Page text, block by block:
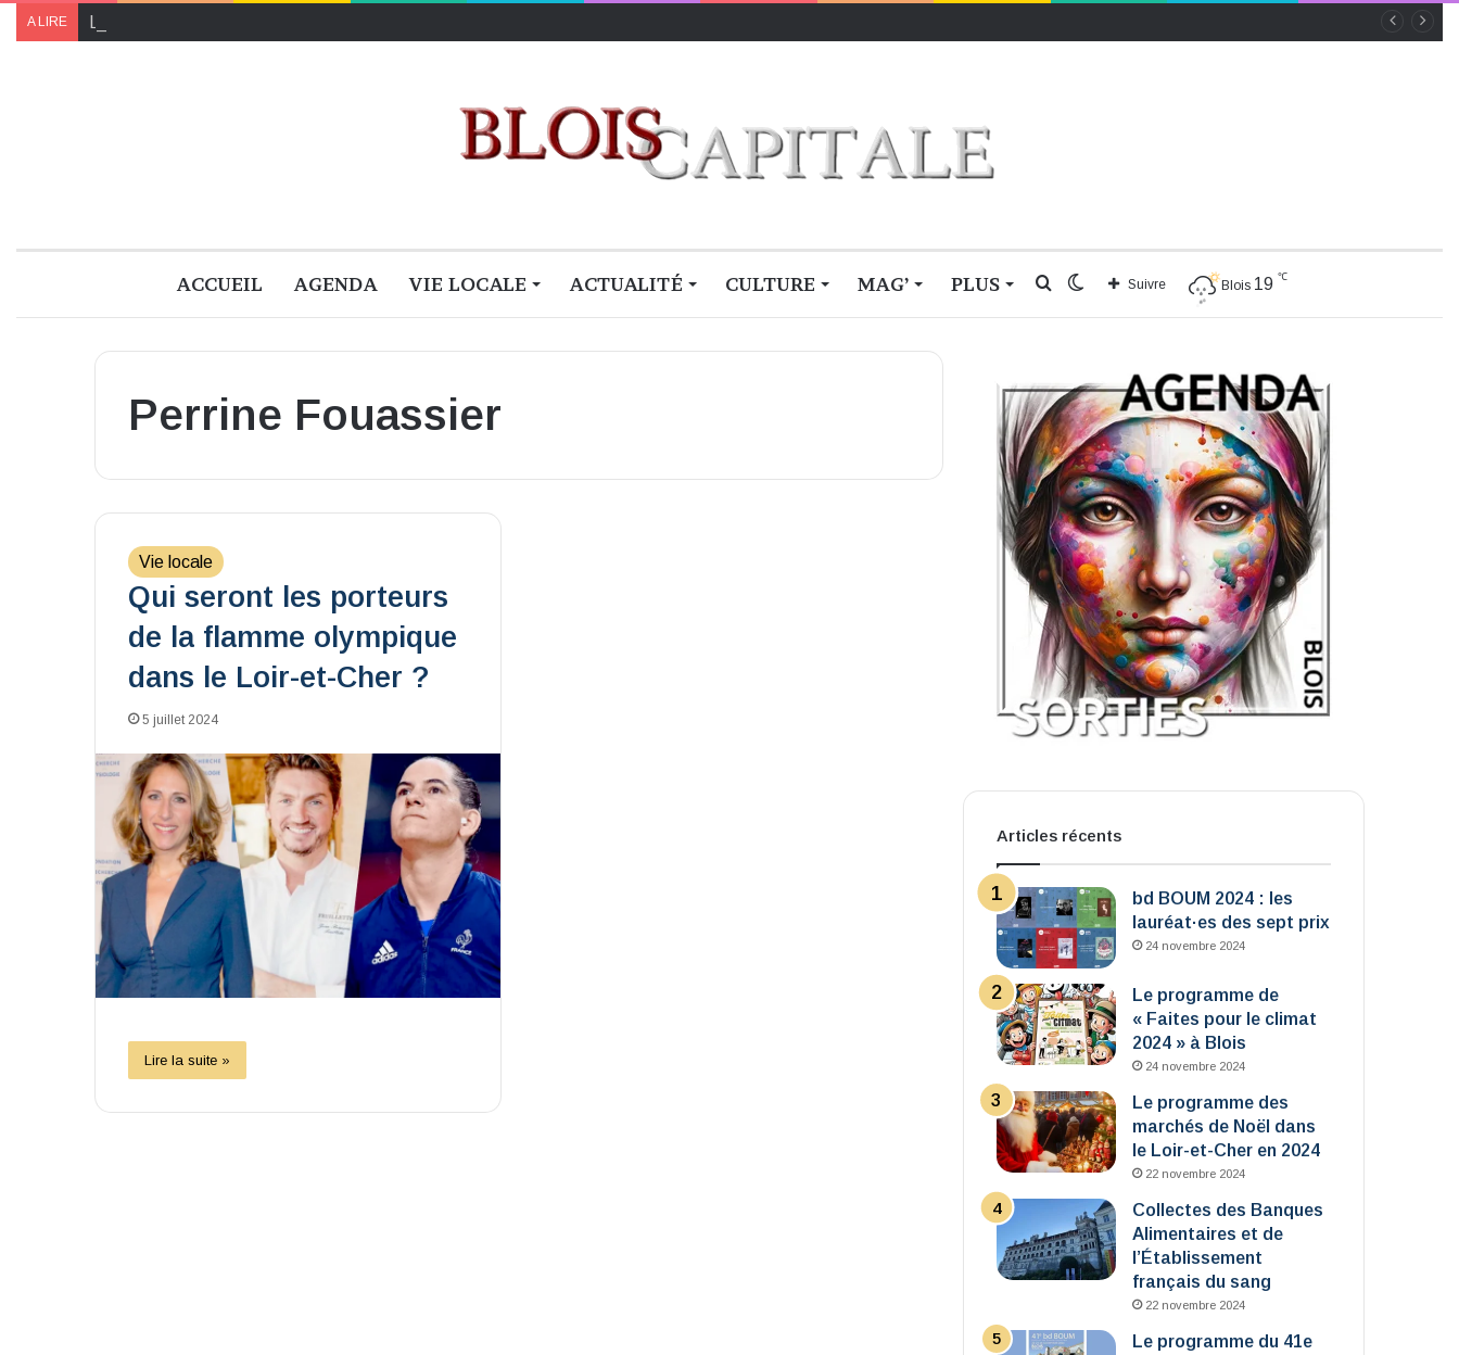
A LIRE
ACCUEIL AGENDA VIE LOCALE ACTUALITÉ CULTURE MAG’ PLUS Blois 19 ℃
Suivre
Switch
Rechercher
Perrine Fouassier
Vie locale
Qui seront les porteurs
de la flamme olympique
dans le Loir-et-Cher ?
5 juillet 2024
Lire la suite »
Articles récents
bd BOUM 2024 : les
lauréat·es des sept prix
24 novembre 2024
Le programme de
« Faites pour le climat
2024 » à Blois
24 novembre 2024
Le programme des
marchés de Noël dans
le Loir-et-Cher en 2024
22 novembre 2024
Collectes des Banques
Alimentaires et de
l’Établissement
français du sang
22 novembre 2024
Le programme du 41e